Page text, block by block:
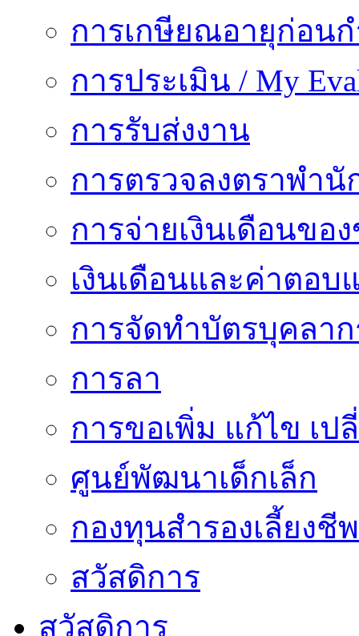
การเกษียณอายุก่อน
การประเมิน / My
การรับส่งงาน
การตรวจลงตราพำ
การจ่ายเงินเดือนขอ
เงินเดือนและค่าตอบ
การจัดทำบัตรบุคลา
การลา
การขอเพิ่ม แก้ไข เ
ศูนย์พัฒนาเด็กเล็ก
กองทุนสำรองเลี้ยงชีพ
สวัสดิการ
สวัสดิการ